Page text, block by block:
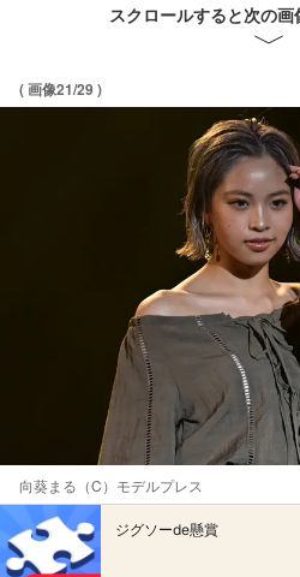
スクロールすると次の
( 画像21/29 )
向葵まる（C）モデルプレス
ジグソーde懸賞